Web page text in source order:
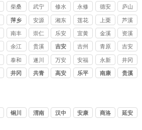
柴桑 武宁 修水 永修 德安 庐山
萍乡 安源 湘东 莲花 上栗 芦溪
南丰 崇仁 乐安 宜黄 金溪 资溪
余江 贵溪 吉安 吉州 青原 吉安
泰和 遂川 万安 安福 永新
井冈
山
井冈
共青
高安 乐平 南康 贵溪
铜川 渭南 汉中 安康 商洛 延安